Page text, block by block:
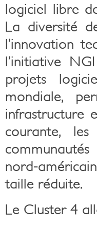
logiciel libre
La diversité
l’innovation
l’initiative
projets
mondiale,
infrastructure
courante,
nord-
taille réduite.
Le Cluster 4